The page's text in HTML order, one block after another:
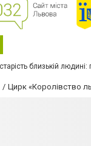
близькій людині:
Цирк «Королівство